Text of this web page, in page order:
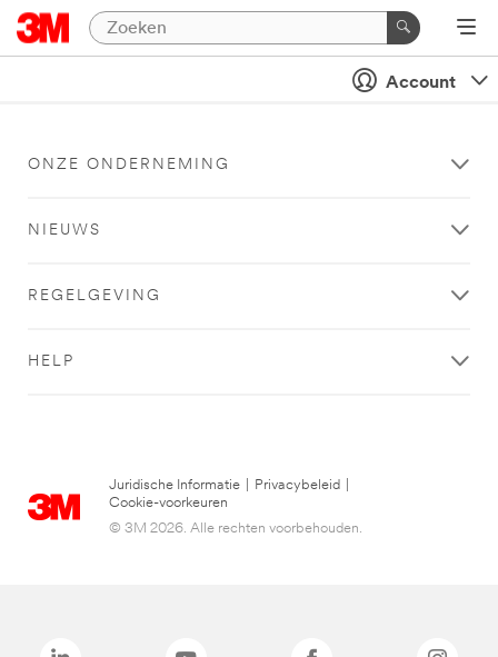
Account
ONZE ONDERNEMING
NIEUWS
REGELGEVING
HELP
Juridische Informatie Privacybeleid
Cookie-voorkeuren
© 3M 2026. Alle rechten voorbehouden.